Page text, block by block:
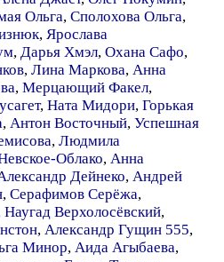
Ольга, Сполохова Ольга,
, Ярослава
, Дарья Хмэл, Охана Сафо,
, Лина Маркова, Анна
, Мерцающий Факел,
, Ната Мидори, Горькая
, Антон Восточный, Успешная
, Людмила
Облако, Анна
Дейнеко, Андрей
, Серафимов Серёжа,
Наугад Верхолосёвский,
, Александр Гущин 555,
Минор, Аида Агыбаева,